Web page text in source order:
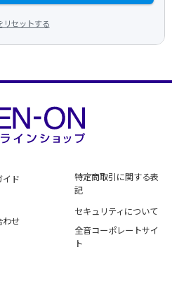
リセットする
イド
わせ
特定商取引に関する表
記
セキュリティについて
全音コーポレートサイ
ト